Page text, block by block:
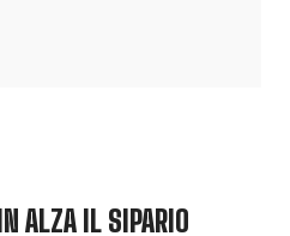
ALZA IL SIPARIO